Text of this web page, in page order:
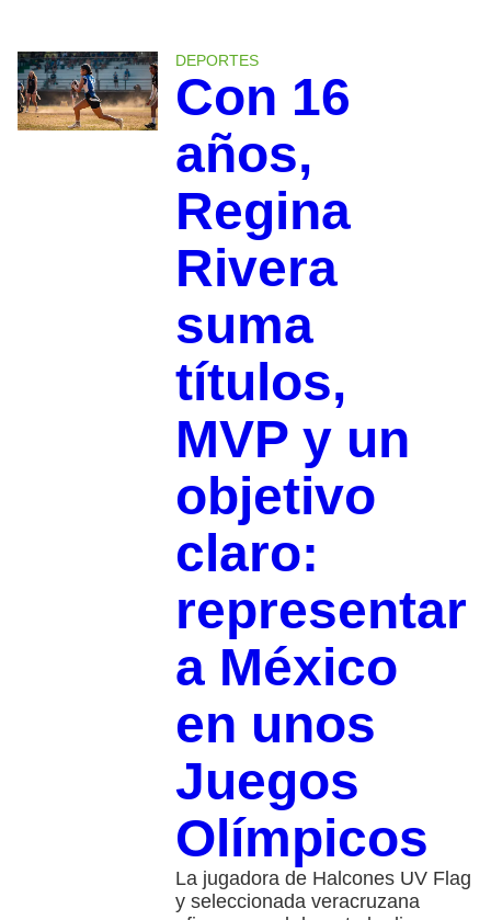
DEPORTES
Con 16
años,
Regina
Rivera
suma
títulos,
MVP y un
objetivo
claro:
representar
a México
en unos
Juegos
Olímpicos
La jugadora de Halcones UV Flag
y seleccionada veracruzana